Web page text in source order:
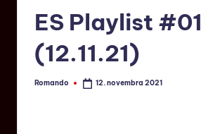
ES Playlist #01
(12.11.21)
Romando 12. novembra 2021